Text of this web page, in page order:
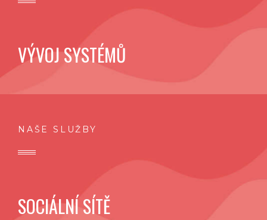
VÝVOJ SYSTÉMŮ
NAŠE SLUŽBY
SOCIÁLNÍ SÍTĚ